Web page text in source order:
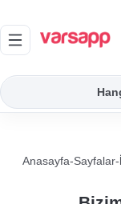
Anasayfa-Sayfalar-